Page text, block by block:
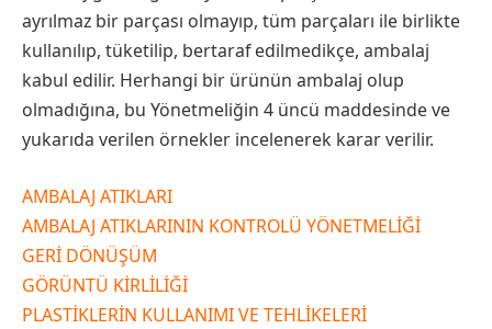
ayrılmaz bir parçası olmayıp, tüm parçaları ile birlikte
kullanılıp, tüketilip, bertaraf edilmedikçe, ambalaj
kabul edilir. Herhangi bir ürünün ambalaj olup
olmadığına, bu Yönetmeliğin 4 üncü maddesinde ve
yukarıda verilen örnekler incelenerek karar verilir.
AMBALAJ ATIKLARI
AMBALAJ ATIKLARININ KONTROLÜ YÖNETMELİĞİ
GERİ DÖNÜŞÜM
GÖRÜNTÜ KİRLİLİĞİ
PLASTİKLERİN KULLANIMI VE TEHLİKELERİ